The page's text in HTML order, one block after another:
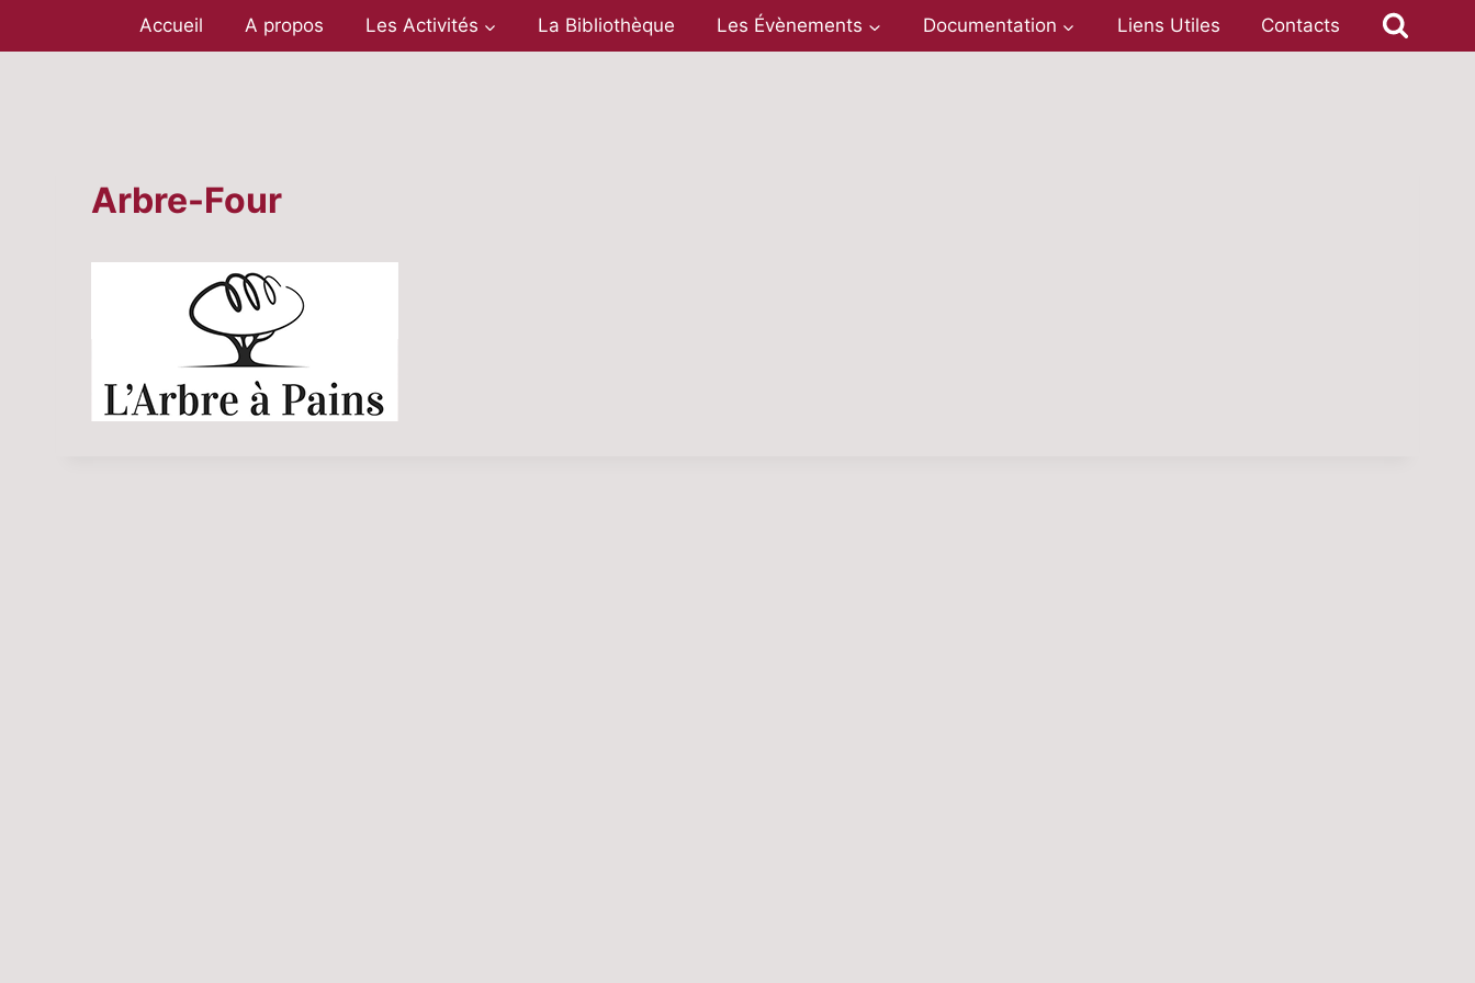
Accueil A propos Les Activités La Bibliothèque Les Évènements Documentation Liens Utiles Contacts
Arbre-Four